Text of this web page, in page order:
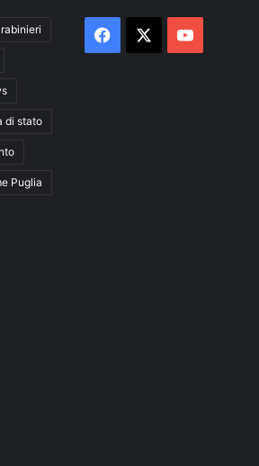
di stato
Puglia
Facebook